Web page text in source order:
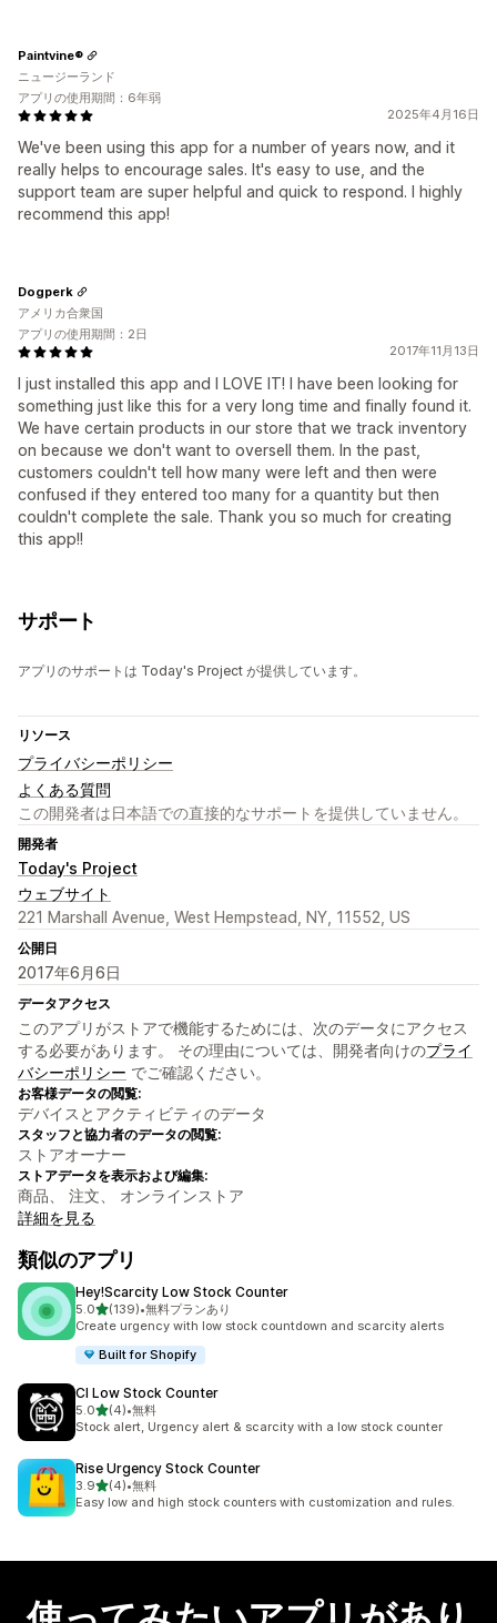
2025年4月16日
We've been using this app for a number of years now, and it
really helps to encourage sales. It's easy to use, and the
support team are super helpful and quick to respond. I highly
recommend this app!
Paintvine®
ニュージーランド
アプリの使用期間：6年弱
2017年11月13日
I just installed this app and I LOVE IT! I have been looking for
something just like this for a very long time and finally found it.
We have certain products in our store that we track inventory
on because we don't want to oversell them. In the past,
customers couldn't tell how many were left and then were
confused if they entered too many for a quantity but then
couldn't complete the sale. Thank you so much for creating
this app!!
Dogperk
アメリカ合衆国
アプリの使用期間：2日
サポート
アプリのサポートは Today's Project が提供しています。
リソース
プライバシーポリシー
よくある質問
この開発者は日本語での直接的なサポートを提供していません。
開発者
Today's Project
ウェブサイト
221 Marshall Avenue, West Hempstead, NY, 11552, US
公開日
2017年6月6日
データアクセス
このアプリがストアで機能するためには、次のデータにアクセス
する必要があります。 その理由については、開発者向けのプライ
バシーポリシー でご確認ください。
お客様データの閲覧:
デバイスとアクティビティのデータ
スタッフと協力者のデータの閲覧:
ストアオーナー
ストアデータを表示および編集:
商品、 注文、 オンラインストア
詳細を見る
類似のアプリ
Hey!Scarcity Low Stock Counter
5.05つ星中
(139)
合計レビュー数：139件
•無料プランあり
Create urgency with low stock countdown and scarcity alerts
Built for Shopify
CI Low Stock Counter
5.05つ星中
(4)
合計レビュー数：4件
•無料
Stock alert, Urgency alert & scarcity with a low stock counter
Rise Urgency Stock Counter
3.95つ星中
(4)
合計レビュー数：4件
•無料
Easy low and high stock counters with customization and rules.